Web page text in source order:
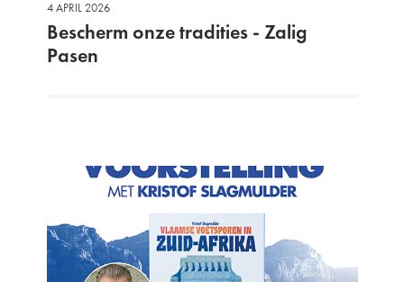
4 APRIL 2026
Bescherm onze tradities - Zalig
Pasen